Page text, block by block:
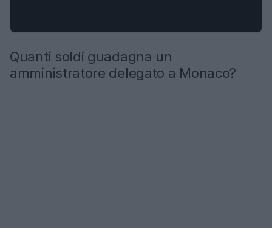
Quanti soldi guadagna un
amministratore delegato a Monaco?